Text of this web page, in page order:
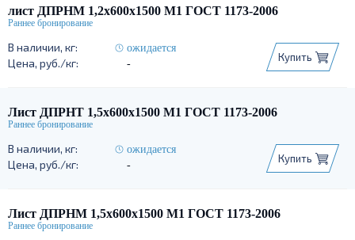
лист ДПРНМ 1,2х600х1500 М1 ГОСТ 1173-2006
ожидается
-
Купить
Лист ДПРНТ 1,5х600х1500 М1 ГОСТ 1173-2006
ожидается
-
Купить
Лист ДПРНМ 1,5х600х1500 М1 ГОСТ 1173-2006